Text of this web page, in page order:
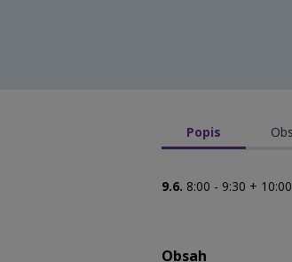
Popis
9.6. 8:00 - 9:30 +
Obsah